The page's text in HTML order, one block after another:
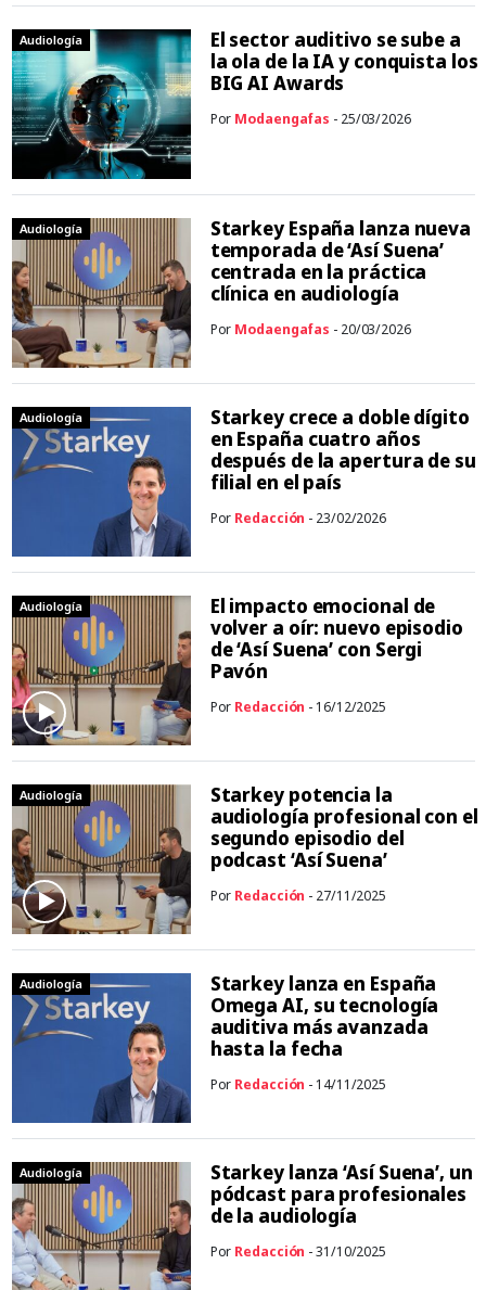
Audiología
El sector auditivo se sube a
la ola de la IA y conquista los
BIG AI Awards
Por Modaengafas - 25/03/2026
Audiología
Starkey España lanza nueva
temporada de ‘Así Suena’
centrada en la práctica
clínica en audiología
Por Modaengafas - 20/03/2026
Audiología
Starkey crece a doble dígito
en España cuatro años
después de la apertura de su
filial en el país
Por Redacción - 23/02/2026
Audiología
El impacto emocional de
volver a oír: nuevo episodio
de ‘Así Suena’ con Sergi
Pavón
Por Redacción - 16/12/2025
Audiología
Starkey potencia la
audiología profesional con el
segundo episodio del
podcast ‘Así Suena’
Por Redacción - 27/11/2025
Audiología
Starkey lanza en España
Omega AI, su tecnología
auditiva más avanzada
hasta la fecha
Por Redacción - 14/11/2025
Audiología
Starkey lanza ‘Así Suena’, un
pódcast para profesionales
de la audiología
Por Redacción - 31/10/2025